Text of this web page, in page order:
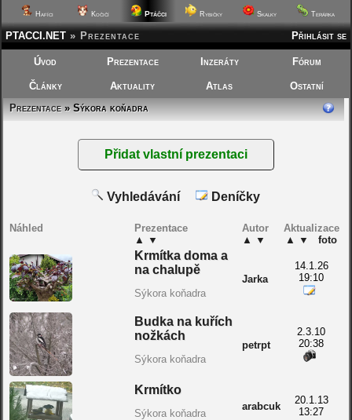
Hafíci Kočičí Ptáčci Rybičky Skalky Terárka
Přihlásit se
PTACCI.NET » Prezentace
Úvod Prezentace Inzeráty Fórum
Články Aktuality Atlas
Ostatní
Prezentace» Sýkora koňadra
Vyhledávání Deníčky
Náhled
Prezentace
▲ ▼
Autor
▲ ▼
Aktualizace
▲ ▼ foto
Krmítka doma a
na chalupě
Sýkora koňadra
Jarka
14.1.26
19:10
Budka na kuřích
nožkách
Sýkora koňadra
petrpt
2.3.10
20:38
Krmítko
Sýkora koňadra
arabcuk
20.1.13
13:27